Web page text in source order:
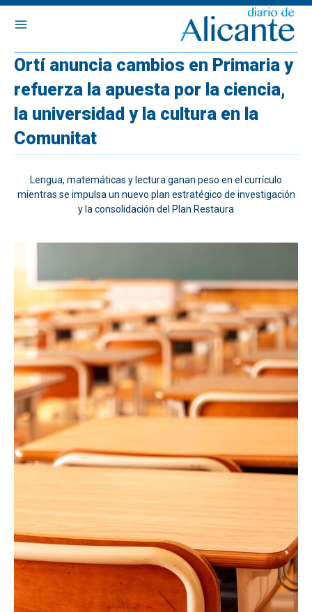
Ortí anuncia cambios en Primaria y
refuerza la apuesta por la ciencia,
la universidad y la cultura en la
Comunitat
Lengua, matemáticas y lectura ganan peso en el currículo
mientras se impulsa un nuevo plan estratégico de investigación
y la consolidación del Plan Restaura